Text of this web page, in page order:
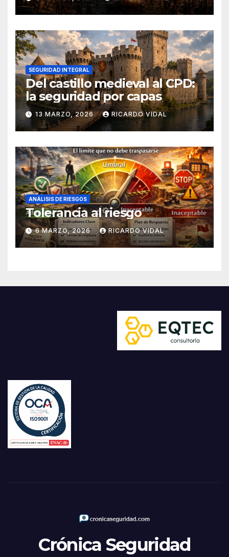
SEGURIDAD INTEGRAL
Del castillo medieval al CPD:
la seguridad por capas
13 MARZO, 2026 RICARDO VIDAL
ANÁLISIS DE RIESGOS
Tolerancia al riesgo
6 MARZO, 2026 RICARDO VIDAL
Crónica Seguridad